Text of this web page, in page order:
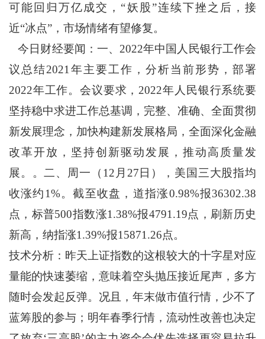
可能回归万亿成交，“妖股”连续下挫之后，接
近“冰点”，市场情绪有望修复。
今日财经要闻：一、2022年中国人民银行工作会
议总结2021年主要工作，分析当前形势，部署
2022年工作。会议要求，2022年人民银行系统要
坚持稳中求进工作总基调，完整、准确、全面贯彻
新发展理念，加快构建新发展格局，全面深化金融
改革开放，坚持创新驱动发展，推动高质量发
展。。二、周一（12月27日），美国三大股指均
收涨约1%。截至收盘，道指涨0.98%报36302.38
点，标普500指数涨1.38%报4791.19点，刷新历史
新高，纳指涨1.39%报15871.26点。
技术分析：昨天上证指数的这根较大的十字星对应
量能的快速萎缩，意味着空头抛压接近尾声，多方
随时会发起反弹。况且，年末做市值行情，少不了
蓝筹股的参与；明年春季行情，流动性改善也决定